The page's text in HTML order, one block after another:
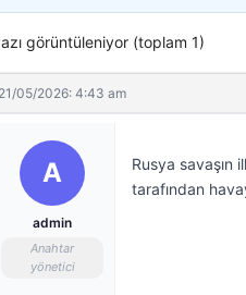
görüntüleniyor (toplam 1)
21/05/2026: 4:43 am
A
admin
Anahtar
yönetici
Rusya savaşın
tarafından